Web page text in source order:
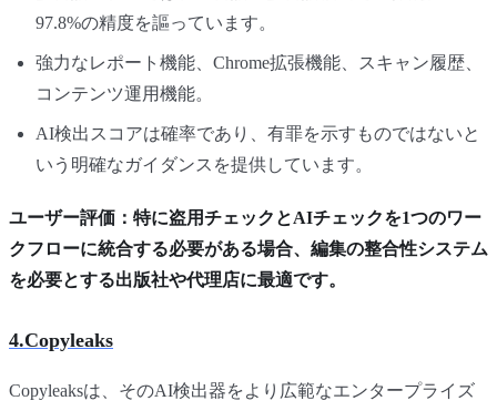
97.8%の精度を謳っています。
強力なレポート機能、Chrome拡張機能、スキャン履歴、
コンテンツ運用機能。
AI検出スコアは確率であり、有罪を示すものではないと
いう明確なガイダンスを提供しています。
ユーザー評価：特に盗用チェックとAIチェックを1つのワー
クフローに統合する必要がある場合、編集の整合性システム
を必要とする出版社や代理店に最適です。
4.Copyleaks
Copyleaksは、そのAI検出器をより広範なエンタープライズ